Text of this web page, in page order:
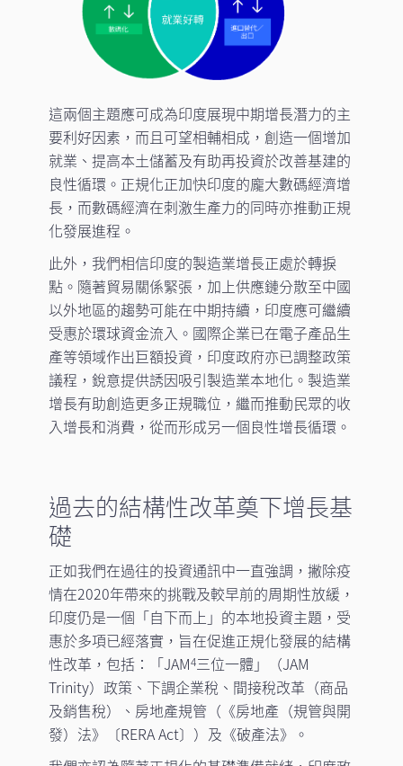
這兩個主題應可成為印度展現中期增長潛力的主
要利好因素，而且可望相輔相成，創造一個增加
就業、提高本土儲蓄及有助再投資於改善基建的
良性循環。正規化正加快印度的龐大數碼經濟增
長，而數碼經濟在刺激生產力的同時亦推動正規
化發展進程。
此外，我們相信印度的製造業增長正處於轉捩
點。隨著貿易關係緊張，加上供應鏈分散至中國
以外地區的趨勢可能在中期持續，印度應可繼續
受惠於環球資金流入。國際企業已在電子產品生
產等領域作出巨額投資，印度政府亦已調整政策
議程，銳意提供誘因吸引製造業本地化。製造業
增長有助創造更多正規職位，繼而推動民眾的收
入增長和消費，從而形成另一個良性增長循環。
過去的結構性改革奠下增長基
礎
正如我們在過往的投資通訊中一直強調，撇除疫
情在2020年帶來的挑戰及較早前的周期性放緩，
印度仍是一個「自下而上」的本地投資主題，受
惠於多項已經落實，旨在促進正規化發展的結構
性改革，包括：「JAM4三位一體」（JAM
Trinity）政策、下調企業稅、間接稅改革（商品
及銷售稅）、房地產規管（《房地產（規管與開
發）法》〔RERA Act〕）及《破產法》。